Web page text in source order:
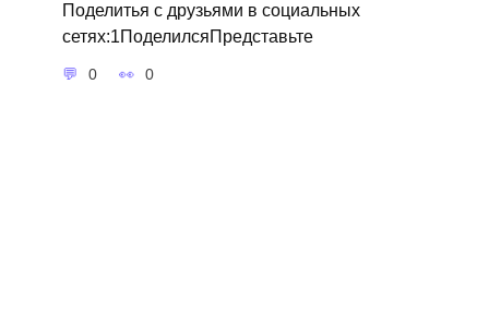
Поделитья с друзьями в социальных
сетях:1ПоделилсяПредставьте
0 0